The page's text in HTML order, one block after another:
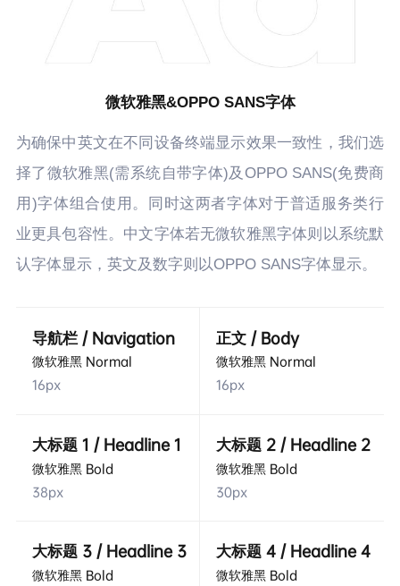
微软雅黑&OPPO SANS字体
为确保中英文在不同设备终端显示效果一致性，我们选
择了微软雅黑(需系统自带字体)及OPPO SANS(免费商
用)字体组合使用。同时这两者字体对于普适服务类行
业更具包容性。中文字体若无微软雅黑字体则以系统默
认字体显示，英文及数字则以OPPO SANS字体显示。
导航栏 / Navigation
微软雅黑 Normal
16px
正文 / Body
微软雅黑 Normal
16px
大标题 1 / Headline 1
微软雅黑 Bold
38px
大标题 2 / Headline 2
微软雅黑 Bold
30px
大标题 3 / Headline 3
微软雅黑 Bold
大标题 4 / Headline 4
微软雅黑 Bold